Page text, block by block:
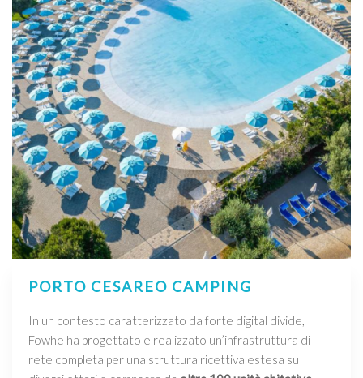
PORTO CESAREO CAMPING
In un contesto caratterizzato da forte digital divide,
Fowhe ha progettato e realizzato un’infrastruttura di
rete completa per una struttura ricettiva estesa su